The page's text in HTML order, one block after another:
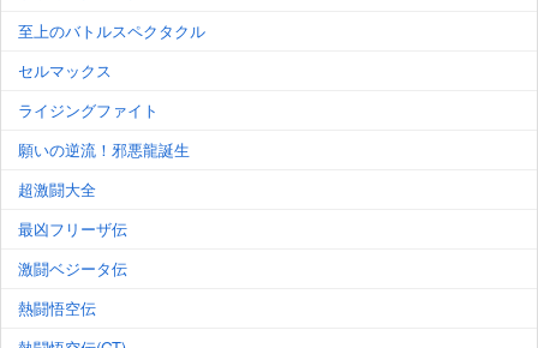
至上のバトルスペクタクル
セルマックス
ライジングファイト
願いの逆流！邪悪龍誕生
超激闘大全
最凶フリーザ伝
激闘ベジータ伝
熱闘悟空伝